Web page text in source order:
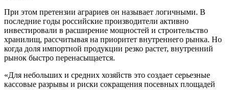
При этом претензии аграриев он называет логичными. В
последние годы российские производители активно
инвестировали в расширение мощностей и строительство
хранилищ, рассчитывая на приоритет внутреннего рынка. Но
когда доля импортной продукции резко растет, внутренний
рынок быстро перенасыщается.
«Для небольших и средних хозяйств это создает серьезные
кассовые разрывы и риски сокращения посевных площадей